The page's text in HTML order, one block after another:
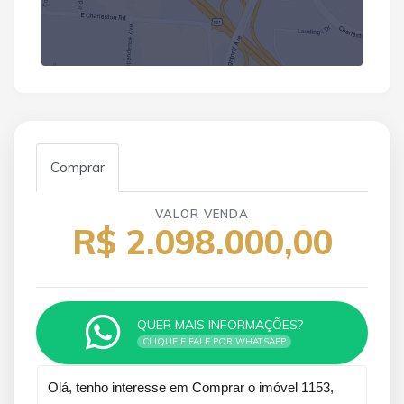
Comprar
VALOR VENDA
R$ 2.098.000,00
QUER MAIS INFORMAÇÕES?
CLIQUE E FALE POR WHATSAPP